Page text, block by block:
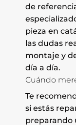
de
pieza en
las dudas
montaje y
día a día.
Cuándo
Te
si estás
preparando